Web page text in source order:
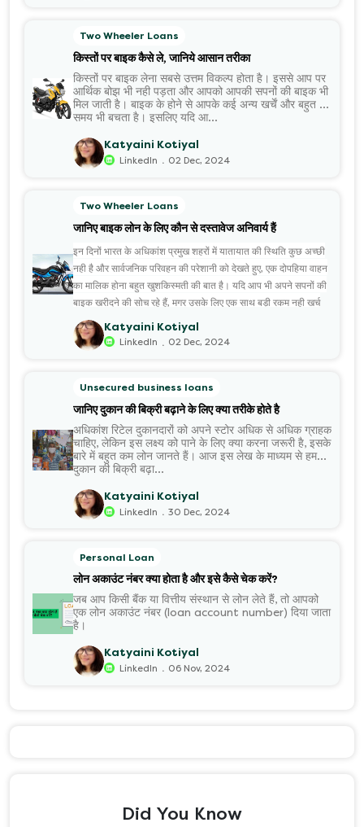
Two Wheeler Loans
किस्तों पर बाइक कैसे ले, जानिये आसान तरीका
किस्तों पर बाइक लेना सबसे उत्तम विकल्प होता है। इससे आप पर
आर्थिक बोझ भी नही पड़ता और आपको आपकी सपनों की बाइक भी
मिल जाती है। बाइक के होने से आपके कई अन्य खर्चें और बहुत सा
समय भी बचता है। इसलिए यदि आ...
Katyaini Kotiyal
LinkedIn . 02 Dec, 2024
Two Wheeler Loans
जानिए बाइक लोन के लिए कौन से दस्तावेज अनिवार्य हैं
इन दिनों भारत के अधिकांश प्रमुख शहरों में यातायात की स्थिति कुछ अच्छी
नही है और सार्वजनिक परिवहन की परेशानी को देखते हुए, एक दोपहिया वाहन
का मालिक होना बहुत खुशकिस्मती की बात है। यदि आप भी अपने सपनों की
बाइक खरीदने की सोच रहे हैं, मगर उसके लिए एक साथ बड़ी रकम नही खर्च
करना चाहते हैं तो
बाइक लोन
आपके लिए सबसे उत्तम विकल्प है। वैसे भी अब ढेरों ऐसे संस्थान उपलब्ध हैं,
लोन आज कम मासिक ईएमआई चुका कर अपनी मनपसंद बाइक के मालिक
होने का सुख ले पा रहे हैं।
Katyaini Kotiyal
LinkedIn . 02 Dec, 2024
Unsecured business loans
जानिए दुकान की बिक्री बढ़ाने के लिए क्या तरीके होते है
अधिकांश रिटेल दुकानदारों को अपने स्टोर अधिक से अधिक ग्राहक
चाहिए, लेकिन इस लक्ष्य को पाने के लिए क्या करना जरूरी है, इसके
बारे में बहुत कम लोन जानते हैं। आज इस लेख के माध्यम से हम
दुकान की बिक्री बढ़ा...
Katyaini Kotiyal
LinkedIn . 30 Dec, 2024
Personal Loan
लोन अकाउंट नंबर क्या होता है और इसे कैसे चेक करें?
जब आप किसी बैंक या वित्तीय संस्थान से लोन लेते हैं, तो आपको
एक लोन अकाउंट नंबर (loan account number) दिया जाता
है।
Katyaini Kotiyal
LinkedIn . 06 Nov, 2024
Did You Know